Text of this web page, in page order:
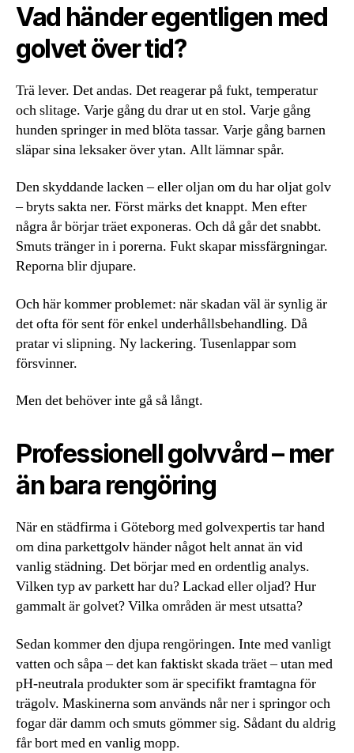
Vad händer egentligen med
golvet över tid?
Trä lever. Det andas. Det reagerar på fukt, temperatur
och slitage. Varje gång du drar ut en stol. Varje gång
hunden springer in med blöta tassar. Varje gång barnen
släpar sina leksaker över ytan. Allt lämnar spår.
Den skyddande lacken – eller oljan om du har oljat golv
– bryts sakta ner. Först märks det knappt. Men efter
några år börjar träet exponeras. Och då går det snabbt.
Smuts tränger in i porerna. Fukt skapar missfärgningar.
Reporna blir djupare.
Och här kommer problemet: när skadan väl är synlig är
det ofta för sent för enkel underhållsbehandling. Då
pratar vi slipning. Ny lackering. Tusenlappar som
försvinner.
Men det behöver inte gå så långt.
Professionell golvvård – mer
än bara rengöring
När en städfirma i Göteborg med golvexpertis tar hand
om dina parkettgolv händer något helt annat än vid
vanlig städning. Det börjar med en ordentlig analys.
Vilken typ av parkett har du? Lackad eller oljad? Hur
gammalt är golvet? Vilka områden är mest utsatta?
Sedan kommer den djupa rengöringen. Inte med vanligt
vatten och såpa – det kan faktiskt skada träet – utan med
pH-neutrala produkter som är specifikt framtagna för
trägolv. Maskinerna som används når ner i springor och
fogar där damm och smuts gömmer sig. Sådant du aldrig
får bort med en vanlig mopp.